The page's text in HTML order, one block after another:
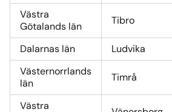
Västra
Götalands län
Tibro
Dalarnas län Ludvika
Västernorrlands
län
Timrå
Västra